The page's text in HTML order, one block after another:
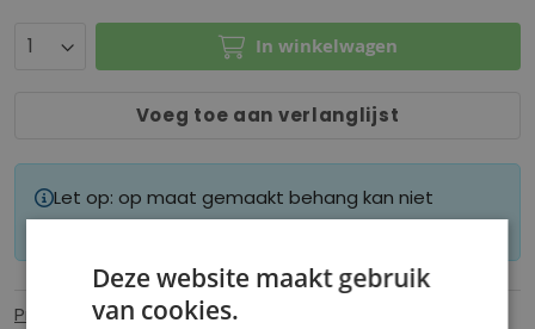
In winkelwagen
Voeg toe aan verlanglijst
Let op: op maat gemaakt behang kan niet
worden geretourneerd.
Productinformatie Specificaties
Deze website maakt gebruik
van cookies.